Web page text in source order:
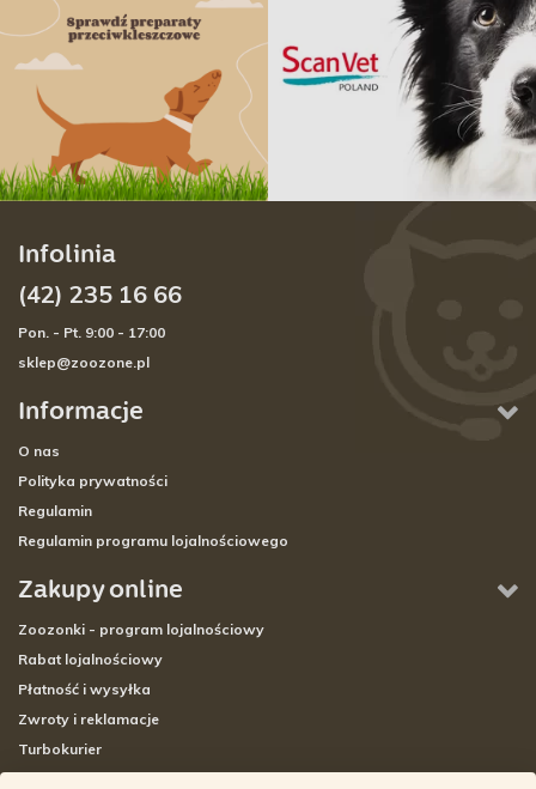
Informacje
O nas
Polityka prywatności
Regulamin
Regulamin programu lojalnościowego
Zakupy online
Zoozonki - program lojalnościowy
Rabat lojalnościowy
Płatność i wysyłka
Zwroty i reklamacje
Turbokurier
Infolinia
(42) 235 16 66
Pon. - Pt. 9:00 - 17:00
sklep@zoozone.pl